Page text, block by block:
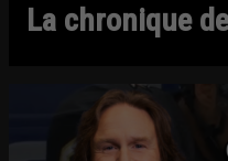
La chronique